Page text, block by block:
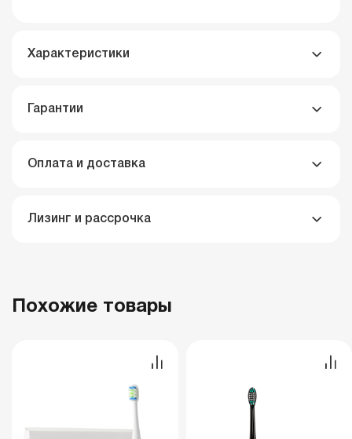
Характеристики
Гарантии
Оплата и доставка
Лизинг и рассрочка
Похожие товары